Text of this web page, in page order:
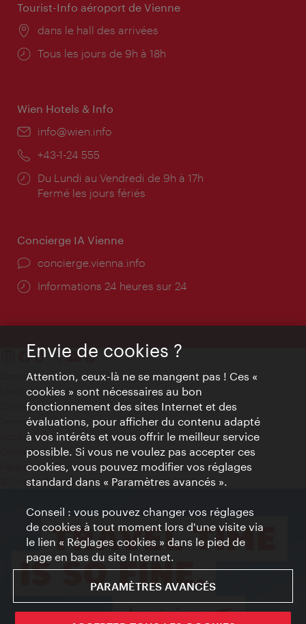
Tourist-Info aéroport de Vienne
Lieu:
dans le hall des arrivées
Horaires
Tous les jours de 9h à 18h
Wien Hotels & Info
E-
info@wien.info
Téléphone:
+43-1-24 555
Horaires
d'ouverture:
Du Lundi au Vendredi de 9h à 17h
Fermé les jours fériés
Concierge IA Vienne
Ort:
concierge.vienna.info
Öffnungszeiten:
Informations 24 heures sur 24
Contact
Mentions obligatoires
Charte sur le respect de la vie privée
Terms of Use
Accessibilité
Contact presse
Paramètres de cookies
© Copyright WienTourismus
Envie de cookies ?
Attention, ceux-là ne se mangent pas ! Ces «
cookies » sont nécessaires au bon
fonctionnement des sites Internet et des
évaluations, pour afficher du contenu adapté
à vos intérêts et vous offrir le meilleur service
possible. Si vous ne voulez pas accepter ces
cookies, vous pouvez modifier vos réglages
standard dans « Paramètres avancés ».
Conseil : vous pouvez changer vos réglages
de cookies à tout moment lors d'une visite via
le lien « Réglages cookies » dans le pied de
page en bas du site Internet.
PARAMÈTRES AVANCÉS